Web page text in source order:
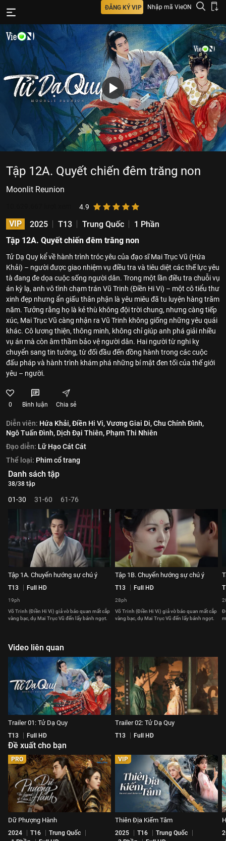
ĐĂNG KÝ VIP Nhập mã VieON
Tập 12A. Quyết chiến đêm trăng non
Moonlit Reunion
4.9
VIP 2025 T13 Trung Quốc
1 Phần
Tập 12A. Quyết chiến đêm trăng non
Tử Dạ Quy kể về hành trình tróc yêu của đạo sĩ Mai Trục Vũ (Hứa
Khải) – người được giao nhiệm vụ điều tra và tiêu diệt các thế lực yêu
tà đang đe dọa cuộc sống người dân. Trong một lần điều tra chuỗi vụ
án kỳ lạ, anh vô tình chạm trán Vũ Trinh (Điền Hi Vi) – một cô tiểu thư
xinh đẹp nhưng ẩn giấu thân phận là yêu miêu đã tu luyện hàng trăm
năm. Tưởng rằng họ là kẻ thù không đội trời chung, nhưng càng tiếp
xúc, Mai Trục Vũ càng nhận ra Vũ Trinh không giống những yêu quái
khác. Cô lương thiện, thông minh, không chỉ giúp anh phá giải nhiều
vụ án mà còn âm thầm bảo vệ người dân. Hai người từ nghi kỵ
chuyển sang tin tưởng, từ đối đầu đến đồng hành trong các cuộc
đấu pháp và hành trình khám phá những bí mật đen tối của thế giới
yêu – người.
0 Bình luận Chia sẻ
Diễn viên: Hứa Khải,Điền Hi Vi,Vương Giai Di,Chu Chính Đình,
Ngô Tuấn Đình, Dịch Đại Thiên, Phạm Thi Nhiên
Đạo diễn: Lữ Hạo Cát Cát
Thể loại: Phim cổ trang
Danh sách tập
38/38 tập
01-30 31-60 61-76
Tập 1A. Chuyển hướng sự chú ý
T13 Full HD
19ph
Võ Trinh (Điền Hi Vi) giả vờ báo quan mất cắp
vàng bạc, dụ Mai Trục Vũ đến lấy bánh ngọt.
Tập 1B. Chuyển hướng sự chú ý
T13 Full HD
28ph
Võ Trinh (Điền Hi Vi) giả vờ báo quan mất cắp
vàng bạc, dụ Mai Trục Vũ đến lấy bánh ngọt.
Video liên quan
Trailer 01: Tử Dạ Quy
T13 Full HD
Trailer 02: Tử Dạ Quy
T13 Full HD
Đề xuất cho bạn
PRO
Dữ Phượng Hành
2024 T16
Trung Quốc
VIP
Thiên Địa Kiếm Tâm
2025 T16
Trung Quốc